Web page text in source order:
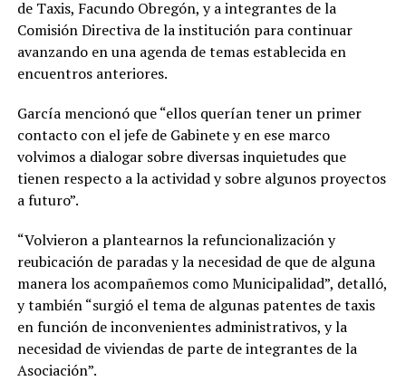
de Taxis, Facundo Obregón, y a integrantes de la
Comisión Directiva de la institución para continuar
avanzando en una agenda de temas establecida en
encuentros anteriores.
García mencionó que “ellos querían tener un primer
contacto con el jefe de Gabinete y en ese marco
volvimos a dialogar sobre diversas inquietudes que
tienen respecto a la actividad y sobre algunos proyectos
a futuro”.
“Volvieron a plantearnos la refuncionalización y
reubicación de paradas y la necesidad de que de alguna
manera los acompañemos como Municipalidad”, detalló,
y también “surgió el tema de algunas patentes de taxis
en función de inconvenientes administrativos, y la
necesidad de viviendas de parte de integrantes de la
Asociación”.